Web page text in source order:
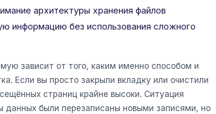
архитектуры хранения файлов
информацию без использования сложного
зависит от того, каким именно способом и
Если вы просто закрыли вкладку или очистили
страниц крайне высоки. Ситуация
данных были перезаписаны новыми записями, но